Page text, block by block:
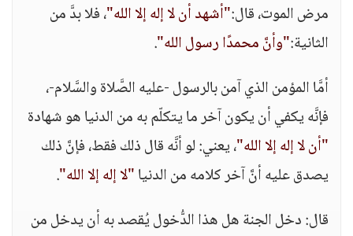
مرض الموت، قال:"أشهد أن لا إله إلا الله"، فلا بدَّ من
الثانية:"وأنَّ محمدًا رسول الله".
أمَّا المؤمن الذي آمن بالرسول -عليه الصَّلاة والسَّلام-،
فإنَّه يكفي أن يكون آخر ما يتكلّم به من الدنيا هو شهادة
"أن لا إله إلا الله"، يعني: لو أنَّه قال ذلك فقط، فإنَّ ذلك
يصدق عليه أنَّ آخر كلامه من الدنيا"لا إله إلا الله".
قال: دخل الجنة هل هذا الدُّخول يُقصد به أن يدخل من